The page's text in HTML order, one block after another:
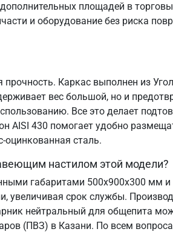
площадей в
и оборудование без риска
Каркас выполнен из
вес большой, но и
Все это делает
AISI 430 помогает удобно
оцинкованная сталь.
настилом этой модели?
габаритами 500х900х300 мм
увеличивая срок службы.
нейтральный для общепита
(ПВЗ) в Казани. По всем